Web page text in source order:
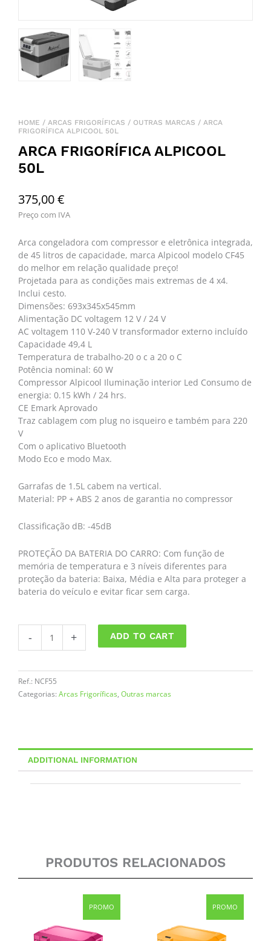
HOME / ARCAS FRIGORÍFICAS / OUTRAS MARCAS / ARCA
FRIGORÍFICA ALPICOOL 50L
ARCA FRIGORÍFICA ALPICOOL
50L
375,00€
Preço com IVA
Arca congeladora com compressor e eletrônica integrada,
de 45 litros de capacidade, marca Alpicool modelo CF45
do melhor em relação qualidade preço!
Projetada para as condições mais extremas de 4 x4.
Inclui cesto.
Dimensões: 693x345x545mm
Alimentação DC voltagem 12 V / 24 V
AC voltagem 110 V-240 V transformador externo incluído
Capacidade 49,4 L
Temperatura de trabalho-20 o c a 20 o C
Potência nominal: 60 W
Compressor Alpicool Iluminação interior Led Consumo de
energia: 0.15 kWh / 24 hrs.
CE Emark Aprovado
Traz cablagem com plug no isqueiro e também para 220
V
Com o aplicativo Bluetooth
Modo Eco e modo Max.
Garrafas de 1.5L cabem na vertical.
Material: PP + ABS 2 anos de garantia no compressor
Classificação dB: -45dB
PROTEÇÃO DA BATERIA DO CARRO: Com função de
memória de temperatura e 3 níveis diferentes para
proteção da bateria: Baixa, Média e Alta para proteger a
bateria do veículo e evitar ficar sem carga.
-
Frigorífica
50L
quantity
+ ADD TO CART
Ref.: NCF55
Categorias: Arcas Frigoríficas, Outras marcas
ADDITIONAL INFORMATION
PRODUTOS RELACIONADOS
PROMO
Original
price
was:
Current
price
is:
PROMO
Original
price
was:
Current
price
is: